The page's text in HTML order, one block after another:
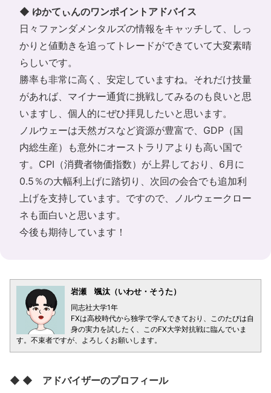
◆ ゆかてぃんのワンポイントアドバイス
日々ファンダメンタルズの情報をキャッチして、しっ
かりと値動きを追ってトレードができていて大変素晴
らしいです。
勝率も非常に高く、安定していますね。それだけ技量
があれば、マイナー通貨に挑戦してみるのも良いと思
いますし、個人的にぜひ拝見したいと思います。
ノルウェーは天然ガスなど資源が豊富で、GDP（国
内総生産）も意外にオーストラリアよりも高い国で
す。CPI（消費者物価指数）が上昇しており、6月に
0.5％の大幅利上げに踏切り、次回の会合でも追加利
上げを支持しています。ですので、ノルウェークロー
ネも面白いと思います。
今後も期待しています！
岩瀬 颯汰（いわせ・そうた）
同志社大学1年
FXは高校時代から独学で学んできており、このたびは自
身の実力を試したく、このFX大学対抗戦に臨んでいま
す。不束者ですが、よろしくお願いします。
◆ ◆ アドバイザーのプロフィール